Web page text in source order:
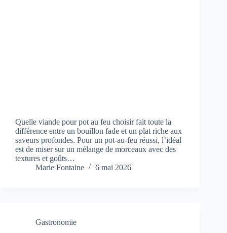
Quelle viande pour pot au feu choisir fait toute la
différence entre un bouillon fade et un plat riche aux
saveurs profondes. Pour un pot-au-feu réussi, l’idéal
est de miser sur un mélange de morceaux avec des
textures et goûts…
Marie Fontaine
6 mai 2026
Gastronomie